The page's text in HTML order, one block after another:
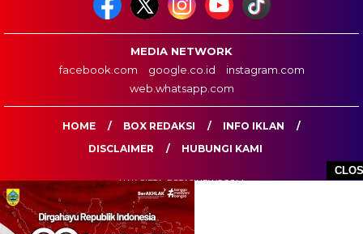
MEDIA NETWORK
facebook.com
google.co.id
instagram.com
web.whatsapp.com
HOME BOX REDAKSI
INFO IKLAN
DISCLAIMER
HUBUNGI KAMI
HAK CIPTA: ROTASINEWS.COM